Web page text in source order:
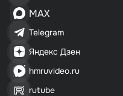
MAX
Telegram
Яндекс Дзен
hmruvideo.ru
rutube